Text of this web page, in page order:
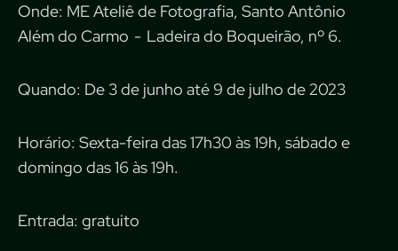
Onde: ME Ateliê de Fotografia, Santo Antônio
Além do Carmo - Ladeira do Boqueirão, nº 6.
Quando: De 3 de junho até 9 de julho de 2023
Horário: Sexta-feira das 17h30 às 19h, sábado e
domingo das 16 às 19h.
Entrada: gratuito